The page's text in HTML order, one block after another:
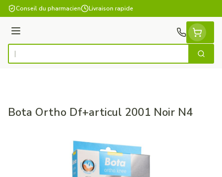
Aller au contenu
Conseil du pharmacien Livraison rapide
Menu
Rechercher
Bota Ortho Df+articul 2001 Noir N4